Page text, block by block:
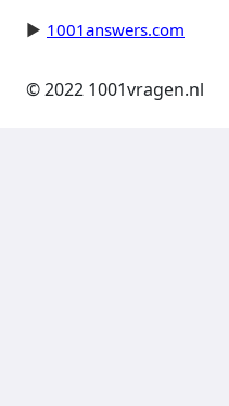
1001answers.com
© 2022 1001vragen.nl